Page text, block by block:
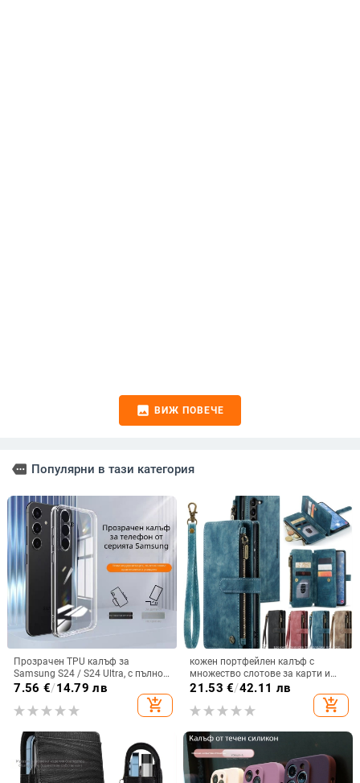
image ВИЖ ПОВЕЧЕ
more Популярни в тази категория
Прозрачен TPU калъф за
Samsung S24 / S24 Ultra, с пълно
покритие и защита на камерата
7.56 €/14.79 лв
add_shopping_cart
кожен портфейлен калъф с
множество слотове за карти и
цип за iPhone 11–17 Pro Max, XR,
21.53 €/42.11 лв
add_shopping_cart